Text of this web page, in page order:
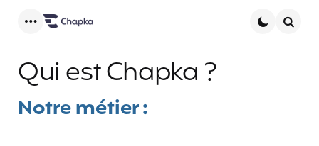
Qui est Chapka ?
Notre métier :